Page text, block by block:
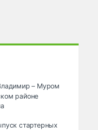
– Муром
районе
стартерных